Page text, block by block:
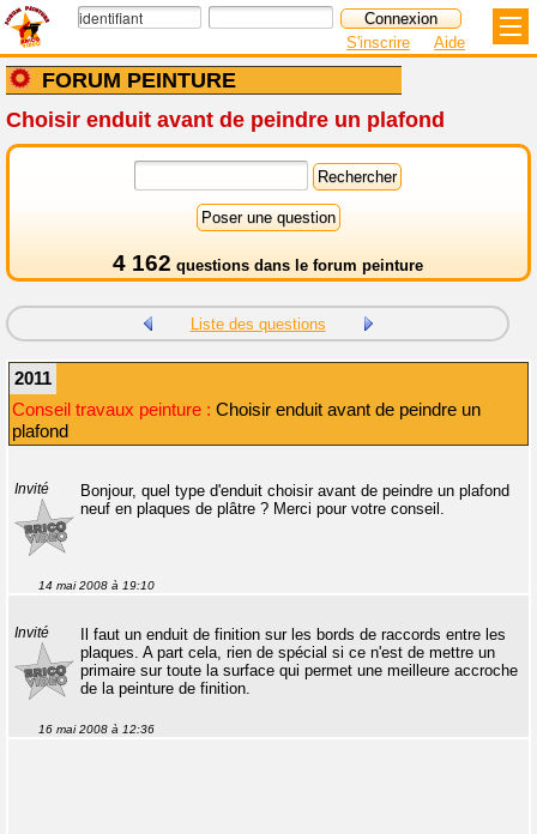
FORUM PEINTURE
S'inscrire Aide
Choisir enduit avant de peindre un plafond
4 162 questions dans le forum peinture
Liste des questions
2011
Conseil travaux peinture : Choisir enduit avant de peindre un
plafond
Invité
Bonjour, quel type d'enduit choisir avant de peindre un plafond
neuf en plaques de plâtre ? Merci pour votre conseil.
14 mai 2008 à 19:10
Invité
Il faut un enduit de finition sur les bords de raccords entre les
plaques. A part cela, rien de spécial si ce n'est de mettre un
primaire sur toute la surface qui permet une meilleure accroche
de la peinture de finition.
16 mai 2008 à 12:36